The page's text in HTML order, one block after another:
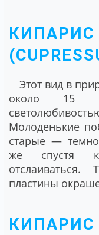
КИПАРИС
Этот вид в
около 15
Молоденькие
старые ―
же спустя
отслаиваться.
пластины
КИПАРИС